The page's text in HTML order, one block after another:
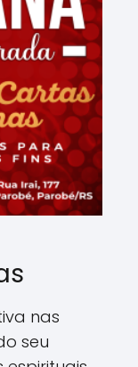
nas
seu